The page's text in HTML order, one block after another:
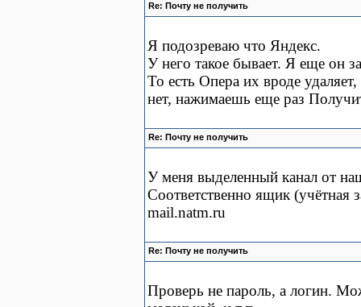
Re: Почту не получить
Я подозреваю что Яндекс.
У него такое бывает. Я еще он
То есть Опера их вроде
нет, нажимаешь еще раз
Re: Почту не получить
У меня выделенный канал от
Соответственно ящик (учётная
mail.natm.ru
Re: Почту не получить
Проверь не пароль, а логин.